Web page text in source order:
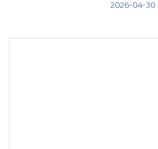
2026-04-30